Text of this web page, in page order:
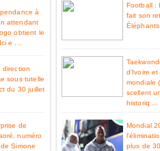
à
attendant
obtient le
e ...
direction
sous tutelle
du 30 juillet
de
numéro
Simone
Football :
fait son
d’Ivoire
mondiale
scellent
historiq ...
Mondial
plus de